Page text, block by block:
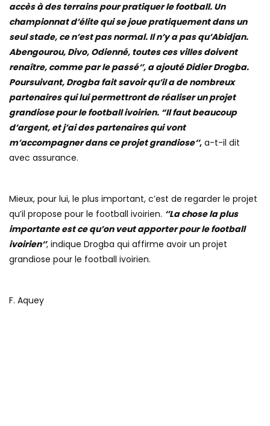
accès à des terrains pour pratiquer le football. Un
championnat d’élite qui se joue pratiquement dans un
seul stade, ce n’est pas normal. Il n’y a pas qu’Abidjan.
Abengourou, Divo, Odienné, toutes ces villes doivent
renaître, comme par le passé‘’, a ajouté Didier Drogba.
Poursuivant, Drogba fait savoir qu’il a de nombreux
partenaires qui lui permettront de réaliser un projet
grandiose pour le football ivoirien. “Il faut beaucoup
d’argent, et j’ai des partenaires qui vont
m’accompagner dans ce projet grandiose‘’, a-t-il dit
avec assurance.
Mieux, pour lui, le plus important, c’est de regarder le projet
qu’il propose pour le football ivoirien. ‘’La chose la plus
importante est ce qu’on veut apporter pour le football
ivoirien‘’, indique Drogba qui affirme avoir un projet
grandiose pour le football ivoirien.
F. Aquey